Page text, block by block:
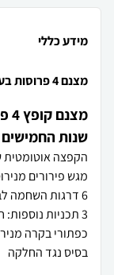
מידע כללי
מצנם 4 פרוסות בעיצוב רטרו Smeg דגם TSF02 קרם
שנות החמישים
הקפצה אוטומטית
מגש פירורים
6 דרגות השחמה לבחירה
3 תכניות נוספות: חימום חוזר, הפשרה ובייגל
כפתורי בקרה
בסיס נגד החלקה